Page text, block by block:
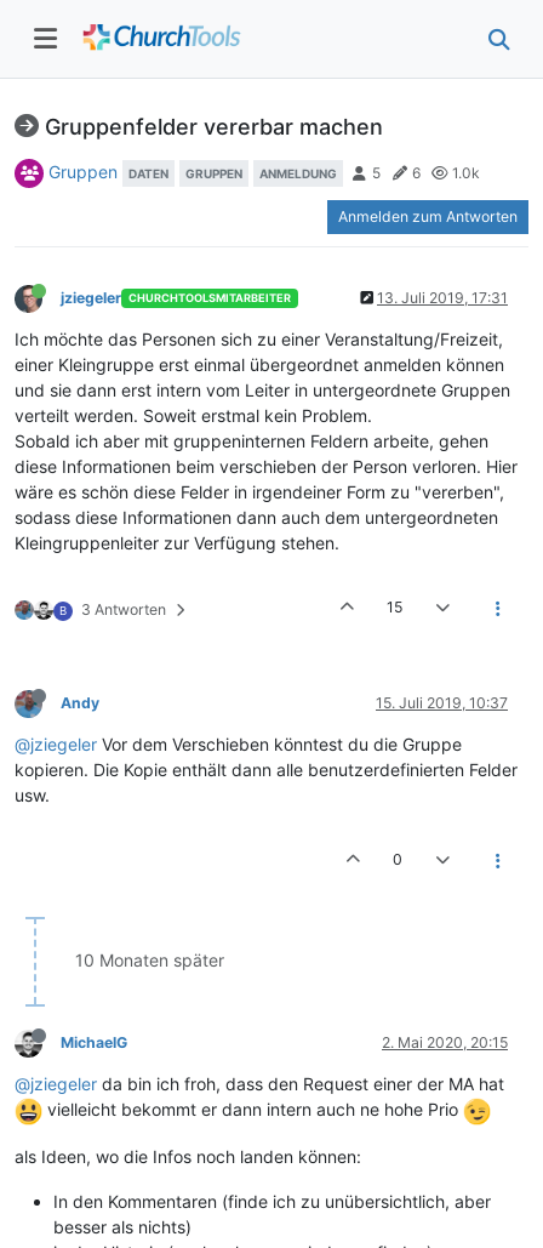
Gruppenfelder vererbar machen
Gruppen DATEN GRUPPEN ANMELDUNG 5 6 1.0k
Anmelden zum Antworten
jziegeler CHURCHTOOLSMITARBEITER 13. Juli 2019, 17:31
Ich möchte das Personen sich zu einer Veranstaltung/Freizeit,
einer Kleingruppe erst einmal übergeordnet anmelden können
und sie dann erst intern vom Leiter in untergeordnete Gruppen
verteilt werden. Soweit erstmal kein Problem.
Sobald ich aber mit gruppeninternen Feldern arbeite, gehen
diese Informationen beim verschieben der Person verloren. Hier
wäre es schön diese Felder in irgendeiner Form zu "vererben",
sodass diese Informationen dann auch dem untergeordneten
Kleingruppenleiter zur Verfügung stehen.
B 3 Antworten 15
Andy 15. Juli 2019, 10:37
@jziegeler Vor dem Verschieben könntest du die Gruppe
kopieren. Die Kopie enthält dann alle benutzerdefinierten Felder
usw.
0
10 Monaten später
MichaelG 2. Mai 2020, 20:15
@jziegeler da bin ich froh, dass den Request einer der MA hat
vielleicht bekommt er dann intern auch ne hohe Prio
als Ideen, wo die Infos noch landen können:
In den Kommentaren (finde ich zu unübersichtlich, aber
besser als nichts)